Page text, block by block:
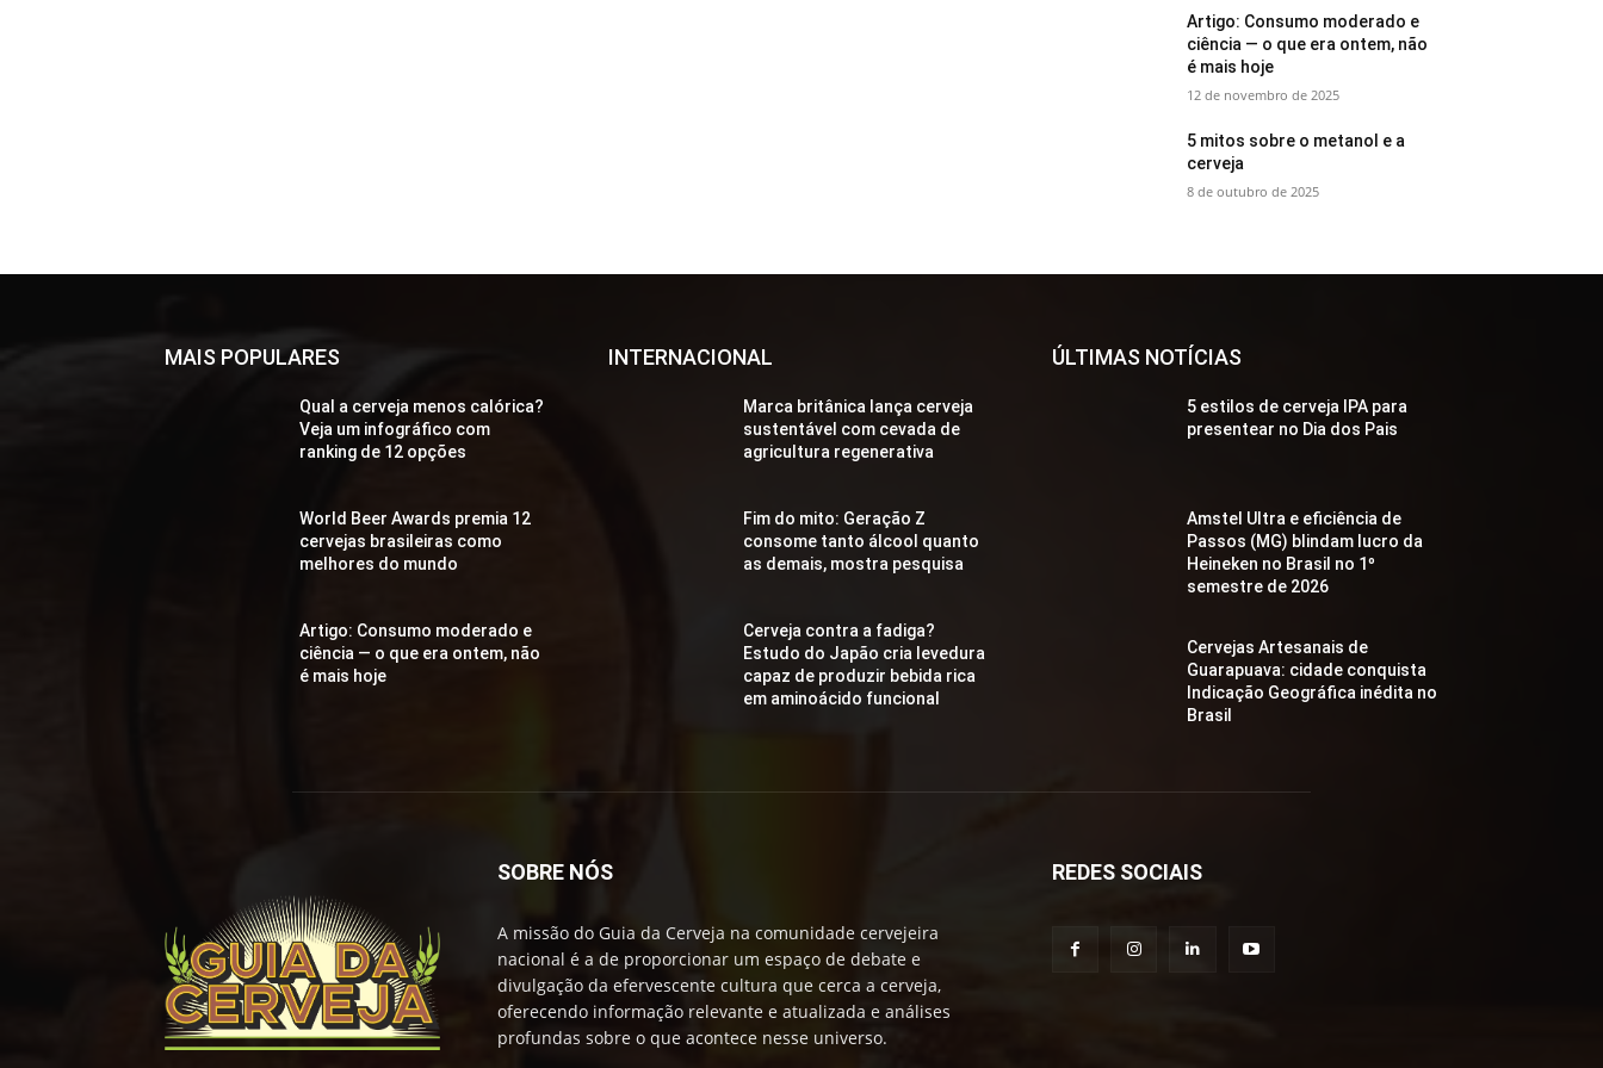
Artigo: Consumo moderado e
ciência — o que era ontem, não
é mais hoje
12 de novembro de 2025
5 mitos sobre o metanol e a
cerveja
8 de outubro de 2025
MAIS POPULARES
Qual a cerveja menos calórica?
Veja um infográfico com
ranking de 12 opções
World Beer Awards premia 12
cervejas brasileiras como
melhores do mundo
Artigo: Consumo moderado e
ciência — o que era ontem, não
é mais hoje
INTERNACIONAL
Marca britânica lança cerveja
sustentável com cevada de
agricultura regenerativa
Fim do mito: Geração Z
consome tanto álcool quanto
as demais, mostra pesquisa
Cerveja contra a fadiga?
Estudo do Japão cria levedura
capaz de produzir bebida rica
em aminoácido funcional
ÚLTIMAS NOTÍCIAS
5 estilos de cerveja IPA para
presentear no Dia dos Pais
Amstel Ultra e eficiência de
Passos (MG) blindam lucro da
Heineken no Brasil no 1º
semestre de 2026
Cervejas Artesanais de
Guarapuava: cidade conquista
Indicação Geográfica inédita no
Brasil
SOBRE NÓS
A missão do Guia da Cerveja na comunidade cervejeira
nacional é a de proporcionar um espaço de debate e
divulgação da efervescente cultura que cerca a cerveja,
oferecendo informação relevante e atualizada e análises
profundas sobre o que acontece nesse universo.
REDES SOCIAIS